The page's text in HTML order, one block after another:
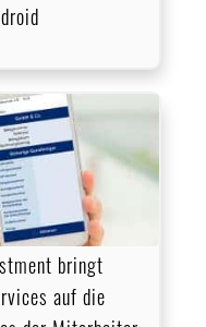
bringt
auf die